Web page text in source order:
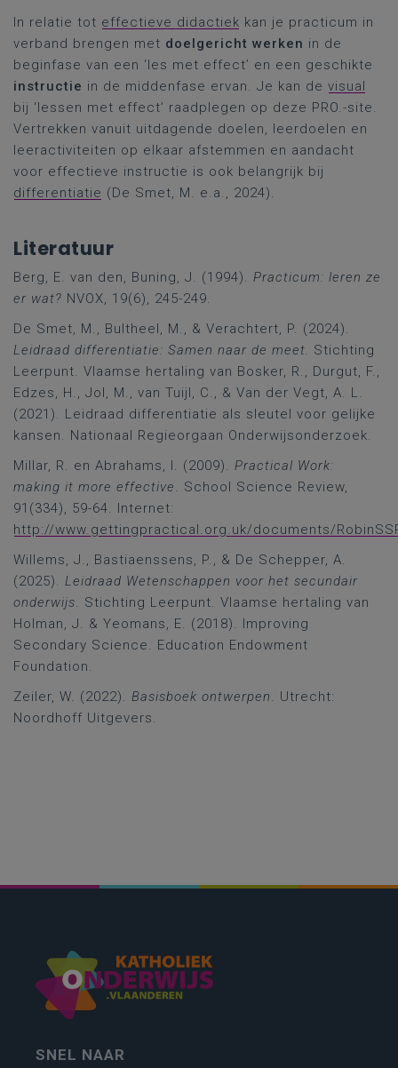
In relatie tot effectieve didactiek kan je practicum in
verband brengen met doelgericht werken in de
beginfase van een ‘les met effect’ en een geschikte
instructie in de middenfase ervan. Je kan de visual
bij ‘lessen met effect’ raadplegen op deze PRO.-site.
Vertrekken vanuit uitdagende doelen, leerdoelen en
leeractiviteiten op elkaar afstemmen en aandacht
voor effectieve instructie is ook belangrijk bij
differentiatie (De Smet, M. e.a., 2024).
Literatuur
Berg, E. van den, Buning, J. (1994). Practicum: leren ze
er wat? NVOX, 19(6), 245-249.
De Smet, M., Bultheel, M., & Verachtert, P. (2024).
Leidraad differentiatie: Samen naar de meet. Stichting
Leerpunt. Vlaamse hertaling van Bosker, R., Durgut, F.,
Edzes, H., Jol, M., van Tuijl, C., & Van der Vegt, A. L.
(2021). Leidraad differentiatie als sleutel voor gelijke
kansen. Nationaal Regieorgaan Onderwijsonderzoek.
Millar, R. en Abrahams, I. (2009). Practical Work:
making it more effective. School Science Review,
91(334), 59-64. Internet:
http://www.gettingpractical.org.uk/documents/
Willems, J., Bastiaenssens, P., & De Schepper, A.
(2025). Leidraad Wetenschappen voor het secundair
onderwijs. Stichting Leerpunt. Vlaamse hertaling van
Holman, J. & Yeomans, E. (2018). Improving
Secondary Science. Education Endowment
Foundation.
Zeiler, W. (2022). Basisboek ontwerpen. Utrecht:
Noordhoff Uitgevers.
SNEL NAAR